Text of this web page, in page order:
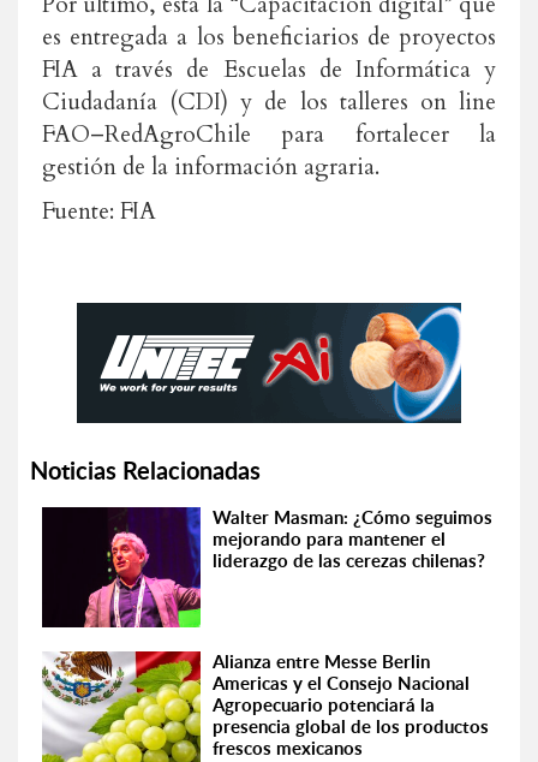
es entregada a los beneficiarios de proyectos
FIA a través de Escuelas de Informática y
Ciudadanía (CDI) y de los talleres on line
FAO–RedAgroChile para fortalecer la
gestión de la información agraria.
Fuente: FIA
Noticias Relacionadas
Walter Masman: ¿Cómo seguimos
mejorando para mantener el
liderazgo de las cerezas chilenas?
Alianza entre Messe Berlin
Americas y el Consejo Nacional
Agropecuario potenciará la
presencia global de los productos
frescos mexicanos